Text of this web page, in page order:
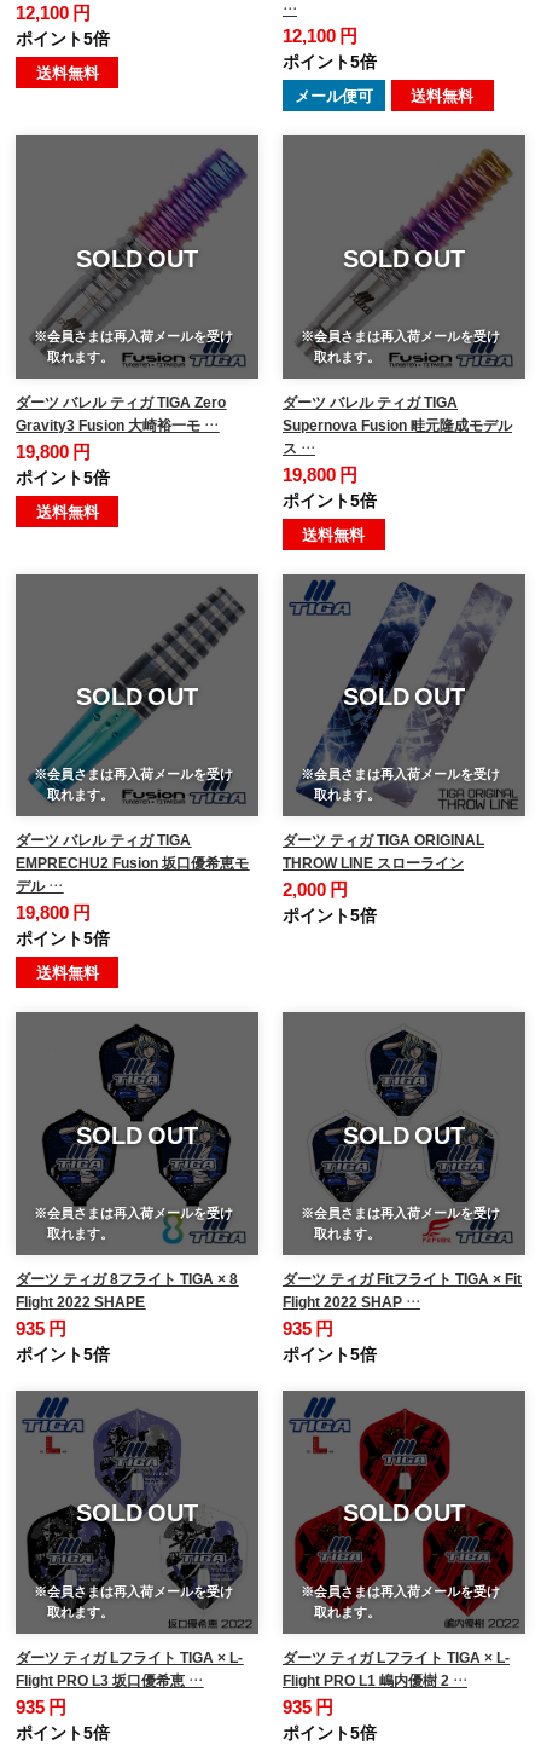
12,100 円
ポイント5倍
送料無料
…
12,100 円
ポイント5倍
メール便可 送料無料
SOLD OUT
※会員さまは再入荷メールを受け
取れます。
ダーツ バレル ティガ TIGA Zero
Gravity3 Fusion 大崎裕一モ …
19,800 円
ポイント5倍
送料無料
SOLD OUT
※会員さまは再入荷メールを受け
取れます。
ダーツ バレル ティガ TIGA
Supernova Fusion 畦元隆成モデル
ス …
19,800 円
ポイント5倍
送料無料
SOLD OUT
※会員さまは再入荷メールを受け
取れます。
ダーツ バレル ティガ TIGA
EMPRECHU2 Fusion 坂口優希恵モ
デル …
19,800 円
ポイント5倍
送料無料
SOLD OUT
※会員さまは再入荷メールを受け
取れます。
ダーツ ティガ TIGA ORIGINAL
THROW LINE スローライン
2,000 円
ポイント5倍
SOLD OUT
※会員さまは再入荷メールを受け
取れます。
ダーツ ティガ 8フライト TIGA × 8
Flight 2022 SHAPE
935 円
ポイント5倍
SOLD OUT
※会員さまは再入荷メールを受け
取れます。
ダーツ ティガ Fitフライト TIGA × Fit
Flight 2022 SHAP …
935 円
ポイント5倍
SOLD OUT
※会員さまは再入荷メールを受け
取れます。
ダーツ ティガ Lフライト TIGA × L-
Flight PRO L3 坂口優希恵 …
935 円
ポイント5倍
SOLD OUT
※会員さまは再入荷メールを受け
取れます。
ダーツ ティガ Lフライト TIGA × L-
Flight PRO L1 嶋内優樹 2 …
935 円
ポイント5倍